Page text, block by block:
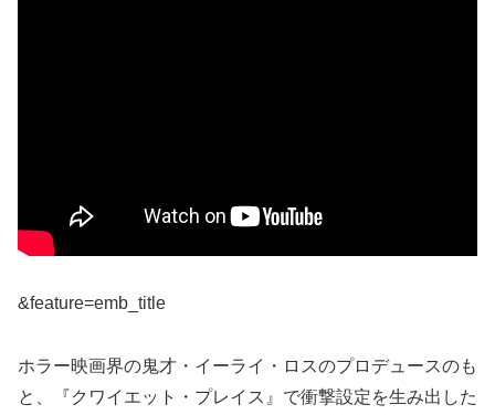
&feature=emb_title
ホラー映画界の鬼才・イーライ・ロスのプロデュースのも
と、『クワイエット・プレイス』で衝撃設定を生み出した